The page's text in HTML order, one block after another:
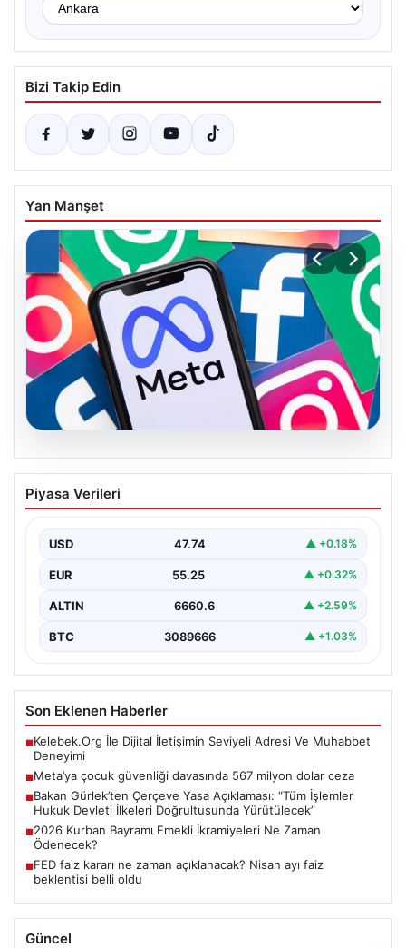
Bizi Takip Edin
Yan Manşet
Meta’ya çocuk güvenliği davasında 567
milyon dolar ceza
Piyasa Verileri
USD 47.74 ▲ +0.18%
EUR 55.25 ▲ +0.32%
ALTIN 6660.6 ▲ +2.59%
BTC 3089666 ▲ +1.03%
Son Eklenen Haberler
■Kelebek.Org İle Dijital İletişimin Seviyeli Adresi Ve Muhabbet
Deneyimi
■Meta’ya çocuk güvenliği davasında 567 milyon dolar ceza
■Bakan Gürlek’ten Çerçeve Yasa Açıklaması: “Tüm İşlemler
Hukuk Devleti İlkeleri Doğrultusunda Yürütülecek”
■2026 Kurban Bayramı Emekli İkramiyeleri Ne Zaman
Ödenecek?
■FED faiz kararı ne zaman açıklanacak? Nisan ayı faiz
beklentisi belli oldu
Güncel